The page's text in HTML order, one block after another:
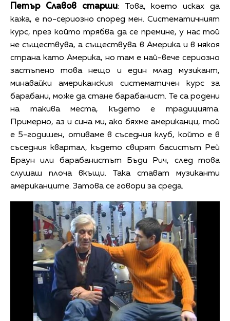
Петър Славов старши: Това, което исках да
кажа, е по-сериозно според мен. Систематичният
курс, през който трябва да се премине, у нас той
не съществува, а съществува в Америка и в някоя
страна като Америка, но там е най-вече сериозно
застъпено това нещо и един млад музикант,
минавайки американския систематичен курс за
барабани, може да стане барабанист. Те са родени
на такива места, където е традицията.
Примерно, аз и сина ми, ако бяхме американци, той
е 5-годишен, отиваме в съседния клуб, който е в
съседния квартал, където свирят басистът Рей
Браун или барабанистът Бъди Рич, след това
слушаш плоча вкъщи. Така стават музиканти
американците. Затова се говори за среда.